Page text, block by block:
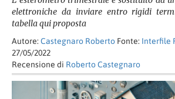
elettroniche da inviare entro rigidi
tabella qui proposta
Autore: Castegnaro Roberto Fonte: Interfile
27/05/2022
Recensione di Roberto Castegnaro